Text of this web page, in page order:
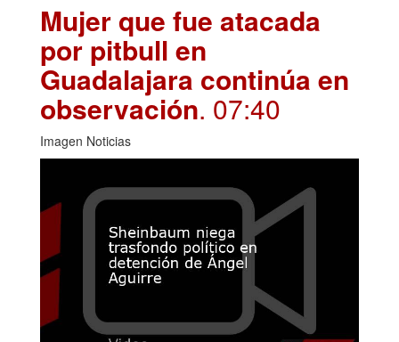
Mujer que fue atacada
por pitbull en
Guadalajara continúa en
observación. 07:40
Imagen Noticias